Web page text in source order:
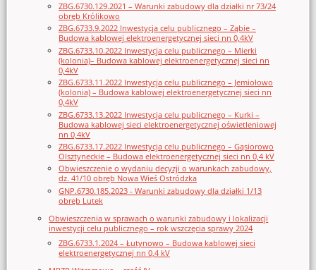
ZBG.6730.129.2021 – Warunki zabudowy dla działki nr 73/24
obręb Królikowo
ZBG.6733.9.2022 Inwestycja celu publicznego – Ząbie –
Budowa kablowej elektroenergetycznej sieci nn 0,4kV
ZBG.6733.10.2022 Inwestycja celu publicznego – Mierki
(kolonia)– Budowa kablowej elektroenergetycznej sieci nn
0,4kV
ZBG.6733.11.2022 Inwestycja celu publicznego – Jemiołowo
(kolonia) – Budowa kablowej elektroenergetycznej sieci nn
0,4kV
ZBG.6733.13.2022 Inwestycja celu publicznego – Kurki –
Budowa kablowej sieci elektroenergetycznej oświetleniowej
nn 0,4kV
ZBG.6733.17.2022 Inwestycja celu publicznego – Gąsiorowo
Olsztyneckie – Budowa elektroenergetycznej sieci nn 0,4 kV
Obwieszczenie o wydaniu decyzji o warunkach zabudowy,
dz. 41/10 obręb Nowa Wieś Ostródzka
GNP.6730.185.2023 - Warunki zabudowy dla działki 1/13
obręb Lutek
Obwieszczenia w sprawach o warunki zabudowy i lokalizacji
inwestycji celu publicznego – rok wszczęcia sprawy 2024
ZBG.6733.1.2024 – Łutynowo – Budowa kablowej sieci
elektroenergetycznej nn 0,4 kV